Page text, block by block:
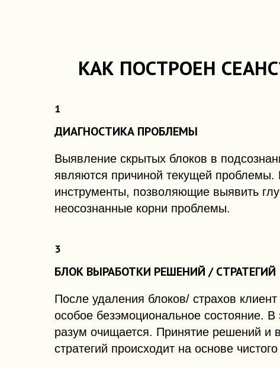
ДИАГНОСТИКА ПРОБЛЕМЫ
Выявление скрытых блоков в
являются причиной текущей проблемы.
инструменты, позволяющие выявить
неосознанные корни проблемы.
БЛОК ВЫРАБОТКИ РЕШЕНИЙ / СТРАТЕГИЙ
После удаления блоков/ страхов
особое безэмоциональное состояние. В
разум очищается. Принятие решений и
стратегий происходит на основе